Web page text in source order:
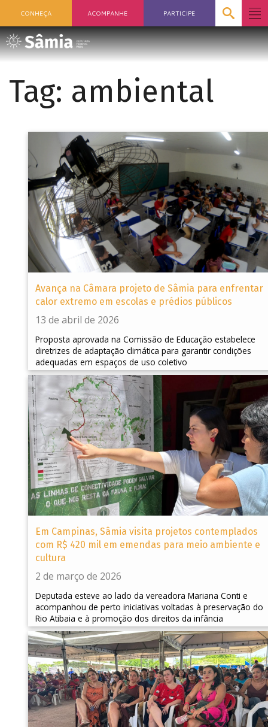
CONHEÇA ACOMPANHE PARTICIPE
Tag: ambiental
Avança na Câmara projeto de Sâmia para enfrentar
calor extremo em escolas e prédios públicos
13 de abril de 2026
Proposta aprovada na Comissão de Educação estabelece
diretrizes de adaptação climática para garantir condições
adequadas em espaços de uso coletivo
Em Campinas, Sâmia visita projetos contemplados
com R$ 420 mil em emendas para meio ambiente e
cultura
2 de março de 2026
Deputada esteve ao lado da vereadora Mariana Conti e
acompanhou de perto iniciativas voltadas à preservação do
Rio Atibaia e à promoção dos direitos da infância